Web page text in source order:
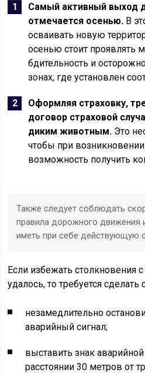
Самый активный выход
отмечается осенью. В
осваивать новую
осенью стоит проявлять
бдительность и
зонах, где установлен
Оформляя страховку,
договор страховой
диким животным. Это
чтобы при
возможность получить
Также следует соблюдать
правила дорожного движения
иметь при себе действующую
Если избежать столкновения
удалось, то требуется
незамедлительно
аварийный сигнал;
выставить знак
расстоянии 30 метров от